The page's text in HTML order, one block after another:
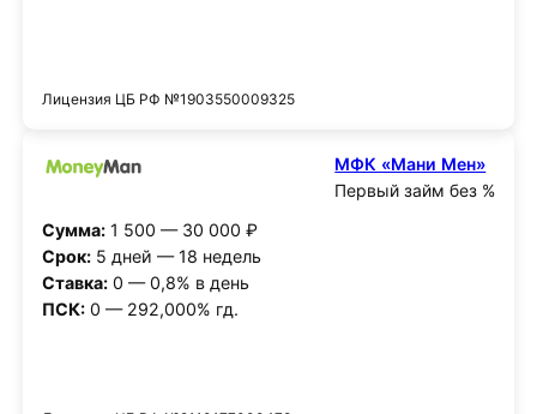
Лицензия ЦБ РФ №1903550009325
МФК «Мани Мен»
Первый займ без %
Сумма:1 500 — 30 000 ₽
Срок:5 дней — 18 недель
Ставка:0 — 0,8% в день
ПСК:0 — 292,000% гд.